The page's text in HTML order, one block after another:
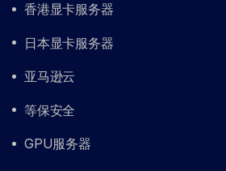
香港显卡服务器
日本显卡服务器
亚马逊云
等保安全
GPU服务器